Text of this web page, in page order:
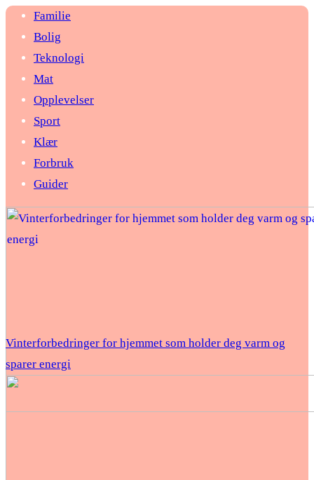
Familie
Bolig
Teknologi
Mat
Opplevelser
Sport
Klær
Forbruk
Guider
Vinterforbedringer for hjemmet som holder deg varm og
sparer energi